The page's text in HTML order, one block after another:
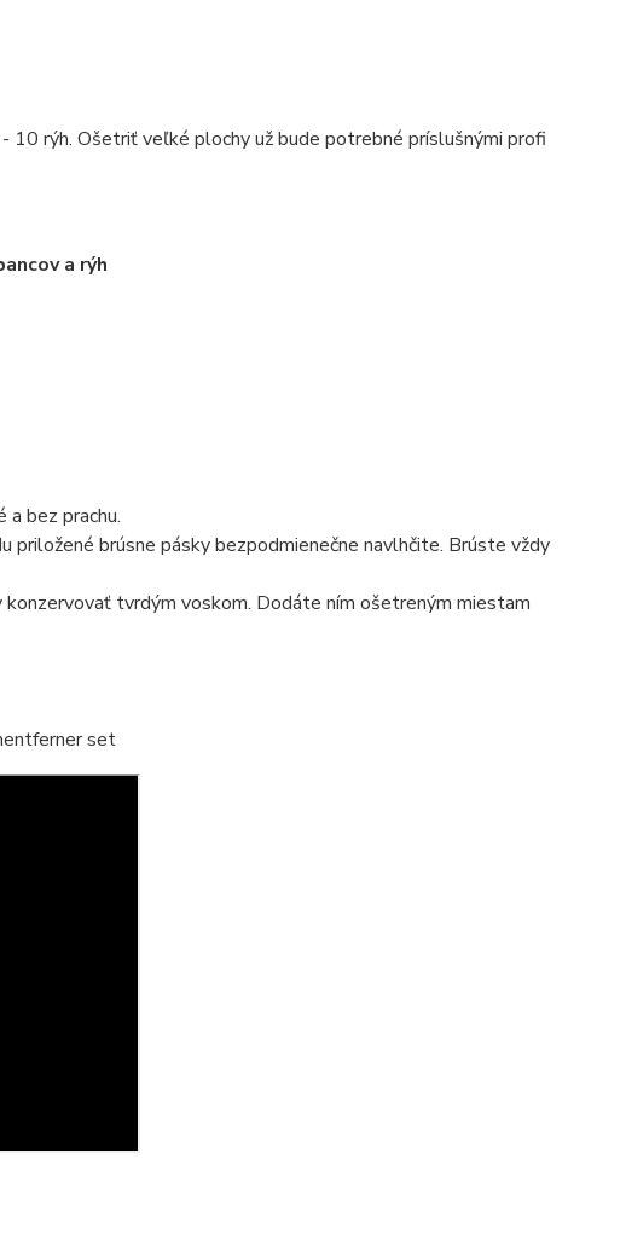
10 rýh. Ošetriť veľké plochy už bude potrebné príslušnými profi
a rýh
bez prachu.
brúsne pásky bezpodmienečne navlhčite. Brúste vždy
konzervovať tvrdým voskom. Dodáte ním ošetreným miestam